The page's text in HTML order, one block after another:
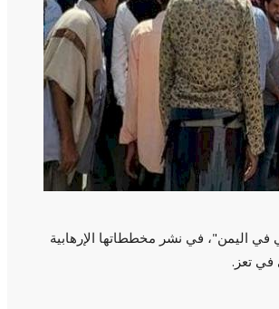
في اليمن"، في نشر مخططاتها الإرهابية
في تعز.